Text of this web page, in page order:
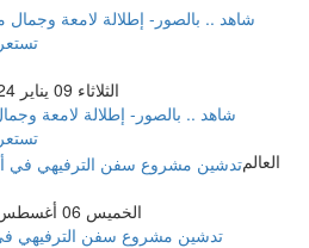
الثلاثاء 09 يناير 2024 06:47 مساءً
شاهد .. بالصور- إطلالة لامعة
العالم
الخميس 06 أغسطس 2026 03:02 مساءً
تدشين مشروع سفن الترفيهي في